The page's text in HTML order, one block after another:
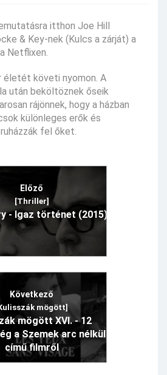
itthon Joe Hill
& Key-nek (Kulcs a zárját) a
Netflixen.
követi nyomon. A
után beköltöznek őseik
rájönnek, hogy a házban
különleges erők és
fel őket.
Előző
[Thriller]
- Igaz történet (2015)
Következő
mögött]
mögött XVI. - 12
a Szemek arc nélkül
című filmről